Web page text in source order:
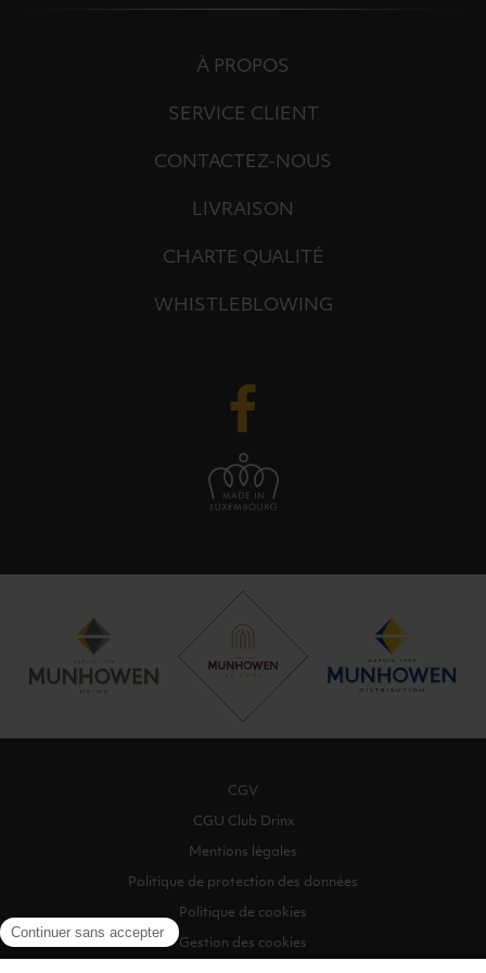
À PROPOS
SERVICE CLIENT
CONTACTEZ-NOUS
LIVRAISON
CHARTE QUALITÉ
WHISTLEBLOWING
CGV
CGU Club Drinx
Mentions légales
Politique de protection des données
Politique de cookies
Gestion des cookies